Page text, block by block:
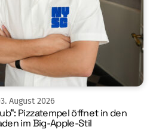
. August 2026
Pizzatempel öffnet in den
im Big-Apple-Stil